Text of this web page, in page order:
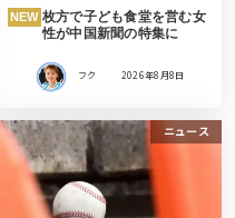
NEW 枚方で子ども食堂を営む女
性が中国新聞の特集に
フク 2026年8月8日
ニュース